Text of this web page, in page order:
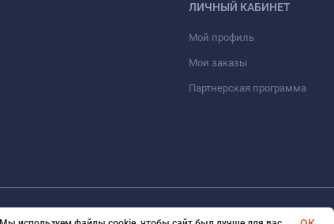
ЛИЧНЫЙ КАБИНЕТ
Мой профиль
Мои заказы
Партнерская программа
© 2026 eVape. Все права защищены